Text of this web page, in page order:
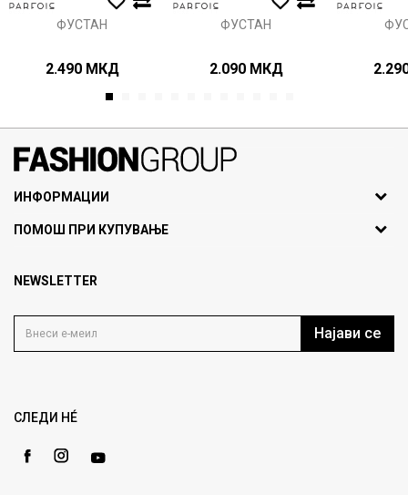
ФУСТАН
2.490 МКД
ФУСТАН
2.090 МКД
1
ИНФОРМАЦИИ
За нас
Продавници
Блог
Gift Card
ПОМОШ ПРИ КУПУВАЊЕ
Политика на приватност
Како да купите
Замена и рефундација на производи
NEWSLETTER
Најави се
СЛЕДИ НÉ